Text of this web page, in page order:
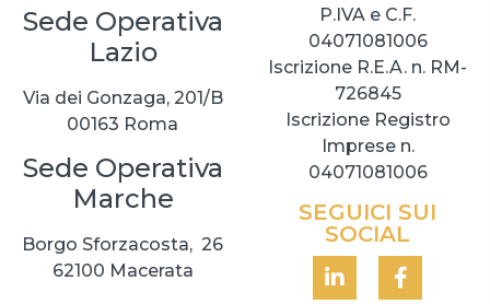
Sede Operativa
Lazio
Via dei Gonzaga, 201/B
00163 Roma
Sede Operativa
Marche
Borgo Sforzacosta, 26
62100 Macerata
P.IVA e C.F.
04071081006
Iscrizione R.E.A. n. RM-
726845
Iscrizione Registro
Imprese n.
04071081006
SEGUICI SUI
SOCIAL